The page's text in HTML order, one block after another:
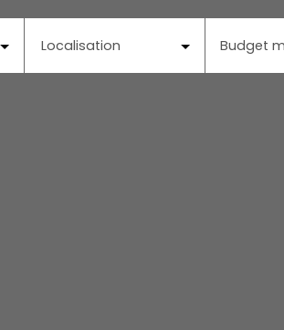
Localisation Budget